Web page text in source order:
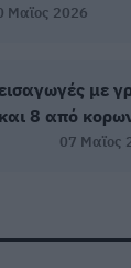
Μαϊος 2026
με
και 8 από
07 Μαϊος